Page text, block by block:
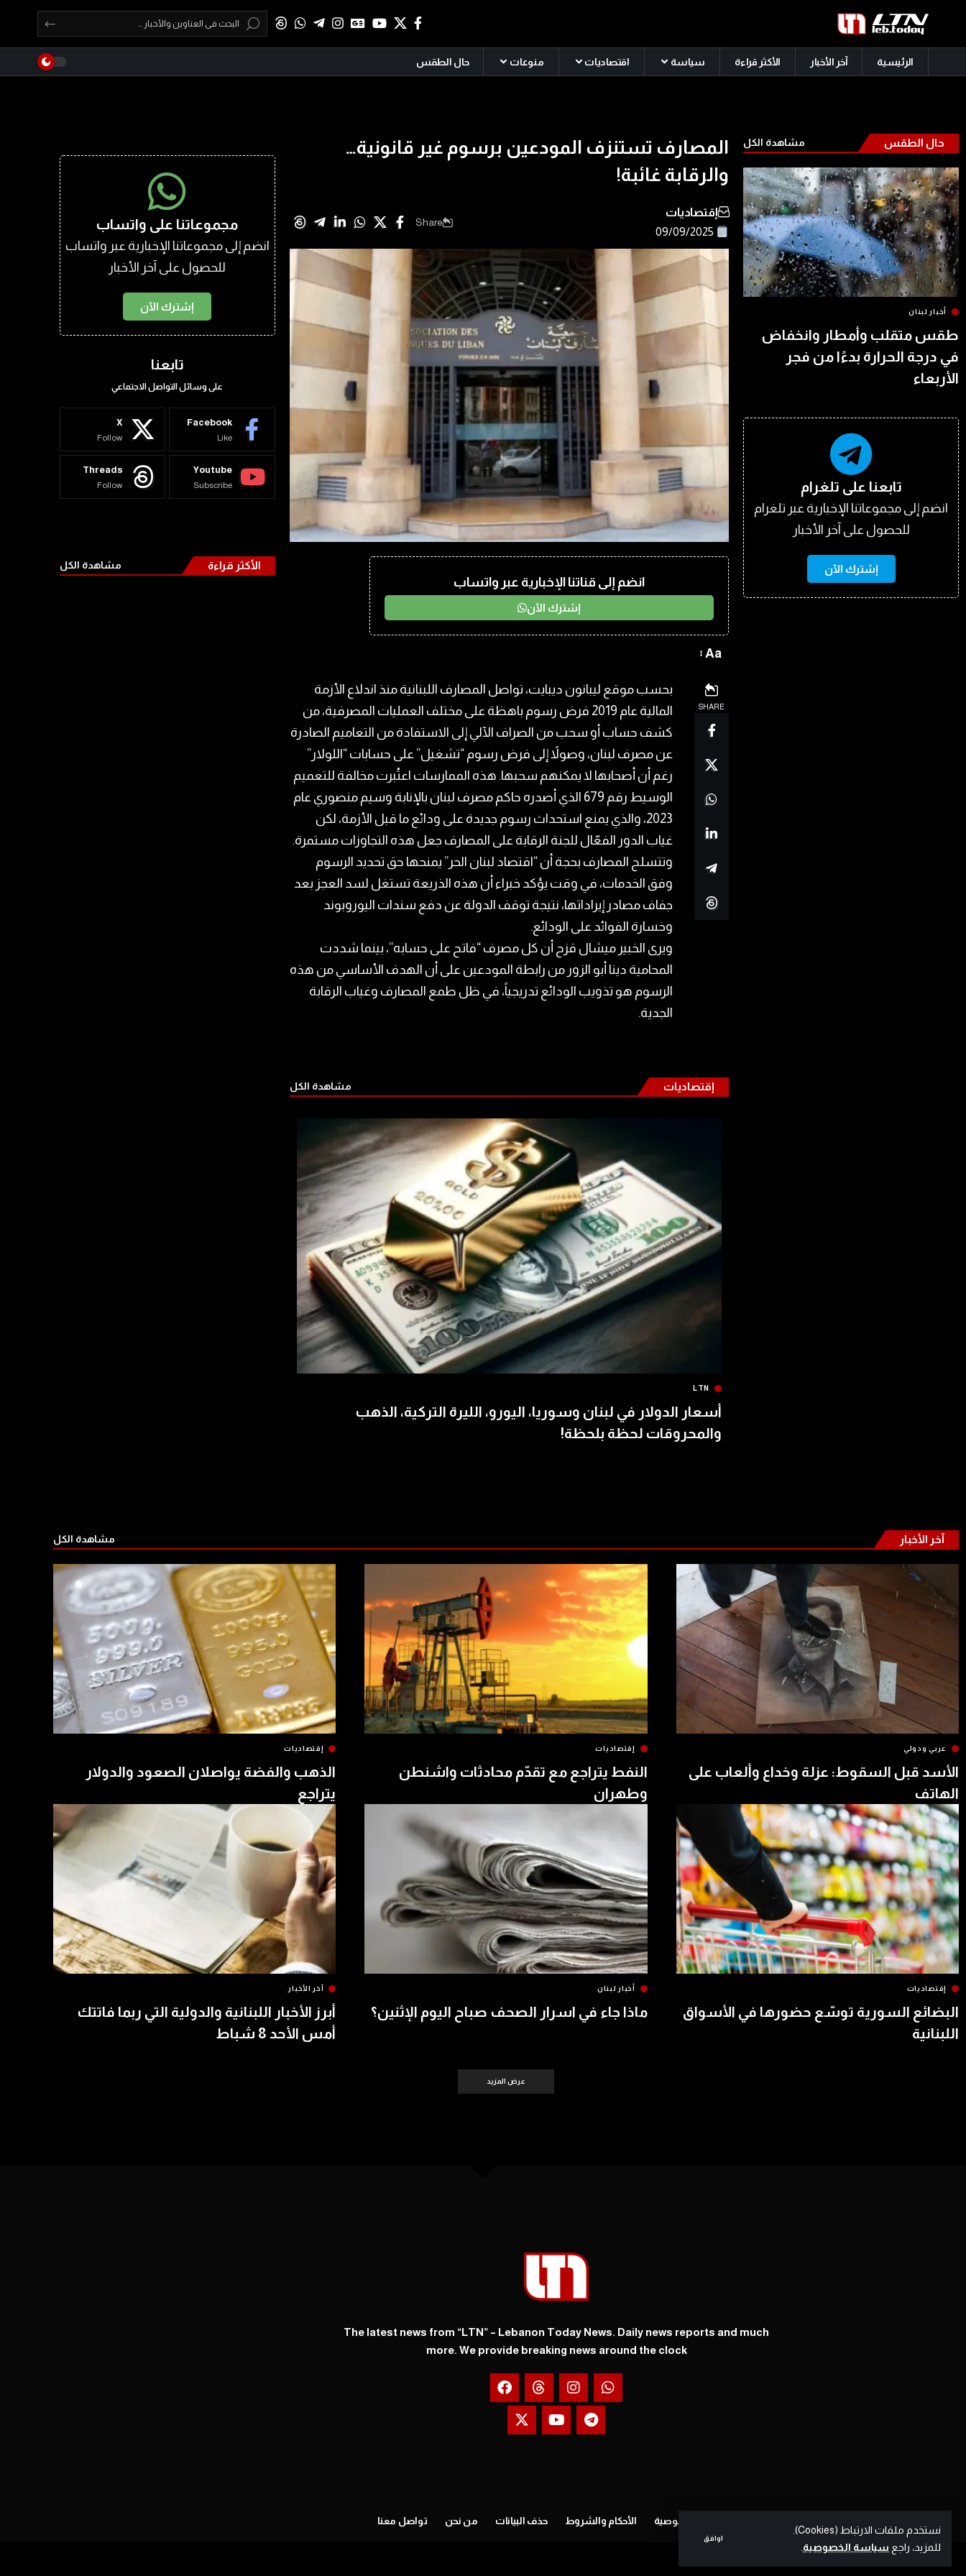
نستخدم ملفات الارتباط (Cookies).
للمزيد، راجع سياسة الخصوصية
اوافق
الرئيسية آخر الأخبار الأكثر قراءة سياسة اقتصاديات منوعات حال الطقس
حال الطقس مشاهدة الكل
أخبار لبنان
طقس متقلب وأمطار وانخفاض
في درجة الحرارة بدءًا من فجر
الأربعاء
تابعنا على تلغرام
انضم إلى مجموعاتنا الإخبارية عبر تلغرام
للحصول على آخر الأخبار
إشترك الآن
المصارف تستنزف المودعين برسوم غير قانونية…
والرقابة غائبة!
إقتصاديات
Share
انضم إلى قناتنا الإخبارية عبر واتساب
إشترك الآن
Aa
SHARE
بحسب موقع ليبانون ديبايت، تواصل المصارف اللبنانية منذ اندلاع الأزمة
المالية عام 2019 فرض رسوم باهظة على مختلف العمليات المصرفية، من
كشف حساب أو سحب من الصراف الآلي إلى الاستفادة من التعاميم الصادرة
عن مصرف لبنان، وصولاً إلى فرض رسوم “تشغيل” على حسابات “اللولار”
رغم أن أصحابها لا يمكنهم سحبها. هذه الممارسات اعتُبرت مخالفة للتعميم
الوسيط رقم 679 الذي أصدره حاكم مصرف لبنان بالإنابة وسيم منصوري عام
2023، والذي يمنع استحداث رسوم جديدة على ودائع ما قبل الأزمة، لكن
غياب الدور الفعّال للجنة الرقابة على المصارف جعل هذه التجاوزات مستمرة.
وتتسلح المصارف بحجة أن “اقتصاد لبنان الحر” يمنحها حق تحديد الرسوم
وفق الخدمات، في وقت يؤكد خبراء أن هذه الذريعة تستغل لسد العجز بعد
جفاف مصادر إيراداتها، نتيجة توقف الدولة عن دفع سندات اليوروبوند
وخسارة الفوائد على الودائع.
ويرى الخبير ميشال قزح أن كل مصرف “فاتح على حسابه”، بينما شددت
المحامية دينا أبو الزور من رابطة المودعين على أن الهدف الأساسي من هذه
الرسوم هو تذويب الودائع تدريجياً، في ظل طمع المصارف وغياب الرقابة
الجدية.
إقتصاديات مشاهدة الكل
LTN
أسعار الدولار في لبنان وسوريا، اليورو، الليرة التركية، الذهب
والمحروقات لحظة بلحظة!
مجموعاتنا على واتساب
انضم إلى مجموعاتنا الإخبارية عبر واتساب
للحصول على آخر الأخبار
إشترك الآن
تابعنا
على وسائل التواصل الاجتماعي
Facebook
Like
X
Follow
Youtube
Subscribe
Threads
Follow
الأكثر قراءة مشاهدة الكل
آخر الأخبار مشاهدة الكل
عربي ودولي
الأسد قبل السقوط: عزلة وخداع وألعاب على
الهاتف
إقتصاديات
النفط يتراجع مع تقدّم محادثات واشنطن
وطهران
إقتصاديات
الذهب والفضة يواصلان الصعود والدولار
يتراجع
إقتصاديات
البضائع السورية توسّع حضورها في الأسواق
اللبنانية
أخبار لبنان
ماذا جاء في اسرار الصحف صباح اليوم الإثنين؟
آخر الأخبار
أبرز الأخبار اللبنانية والدولية التي ربما فاتتك
أمس الأحد 8 شباط
عرض المزيد
The latest news from “LTN” – Lebanon Today News. Daily news reports and much
more. We provide breaking news around the clock
سياسة الخصوصية الأحكام والشروط حذف البيانات من نحن تواصل معنا